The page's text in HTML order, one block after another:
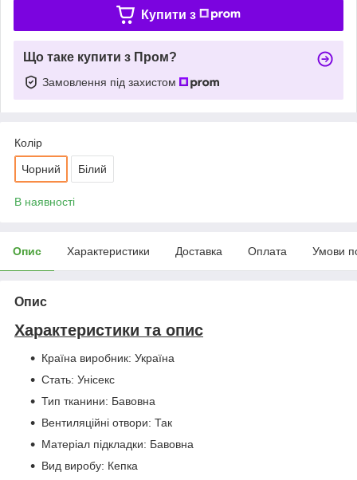
Купити з
Що таке купити з Пром?
Замовлення під захистом
Колір
Чорний Білий
В наявності
Опис Характеристики Доставка Оплата Умови
Опис
Характеристики та опис
Країна виробник: Україна
Стать: Унісекс
Тип тканини: Бавовна
Вентиляційні отвори: Так
Матеріал підкладки: Бавовна
Вид виробу: Кепка